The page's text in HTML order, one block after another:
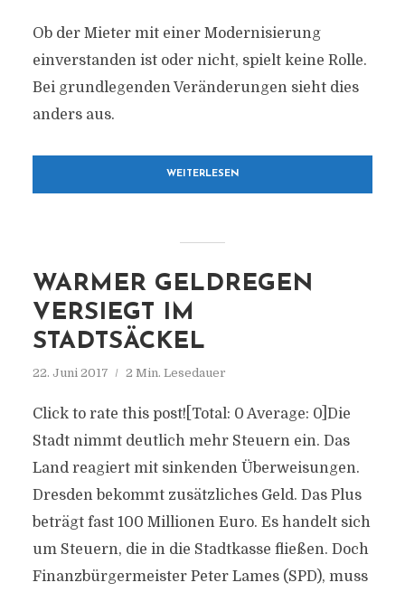
Ob der Mieter mit einer Modernisierung
einverstanden ist oder nicht, spielt keine Rolle.
Bei grundlegenden Veränderungen sieht dies
anders aus.
WEITERLESEN
WARMER GELDREGEN
VERSIEGT IM
STADTSÄCKEL
22. Juni 2017 2 Min. Lesedauer
Click to rate this post![Total: 0 Average: 0]Die
Stadt nimmt deutlich mehr Steuern ein. Das
Land reagiert mit sinkenden Überweisungen.
Dresden bekommt zusätzliches Geld. Das Plus
beträgt fast 100 Millionen Euro. Es handelt sich
um Steuern, die in die Stadtkasse fließen. Doch
Finanzbürgermeister Peter Lames (SPD), muss